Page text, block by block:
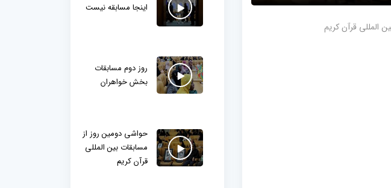
المللی قرآن کریم
اینجا مسابقه نیست
روز دوم مسابقات
بخش خواهران
حواشی دومین روز از
مسابقات بین المللی
قرآن کریم